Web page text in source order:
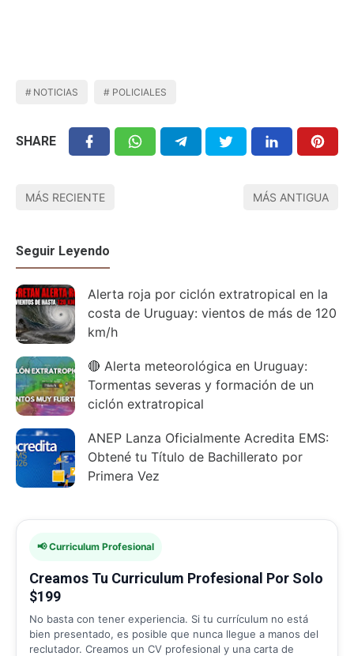
NOTICIAS POLICIALES
SHARE
MÁS RECIENTE MÁS ANTIGUA
Seguir Leyendo
Alerta roja por ciclón extratropical en la
costa de Uruguay: vientos de más de 120
km/h
🔴 Alerta meteorológica en Uruguay:
Tormentas severas y formación de un
ciclón extratropical
ANEP Lanza Oficialmente Acredita EMS:
Obtené tu Título de Bachillerato por
Primera Vez
📢 Curriculum Profesional
Creamos Tu Curriculum Profesional Por Solo
$199
No basta con tener experiencia. Si tu currículum no está
bien presentado, es posible que nunca llegue a manos del
reclutador. Creamos un CV profesional y una carta de